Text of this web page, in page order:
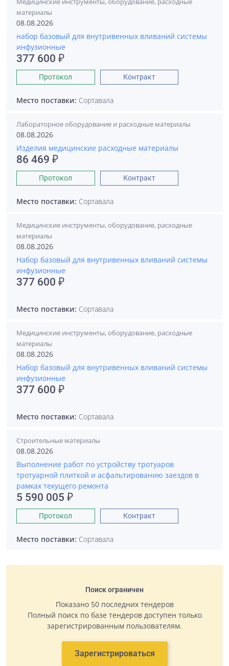
материалы
08.08.2026
набор базовый для внутривенных вливаний системы
инфузионные
377 600 ₽
Протокол Контракт
Место поставки: Сортавала
Лабораторное оборудование и расходные материалы
08.08.2026
Изделия медицинские расходные материалы
86 469 ₽
Протокол Контракт
Место поставки: Сортавала
Медицинские инструменты, оборудование, расходные
материалы
08.08.2026
Набор базовый для внутривенных вливаний системы
инфузионные
377 600 ₽
Место поставки: Сортавала
Медицинские инструменты, оборудование, расходные
материалы
08.08.2026
Набор базовый для внутривенных вливаний системы
инфузионные
377 600 ₽
Место поставки: Сортавала
Строительные материалы
08.08.2026
Выполнение работ по устройству тротуаров
тротуарной плиткой и асфальтированию заездов в
рамках текущего ремонта
5 590 005 ₽
Протокол Контракт
Место поставки: Сортавала
Поиск ограничен
Показано 50 последних тендеров
Полный поиск по базе тендеров доступен только
зарегистрированным пользователям.
Зарегистрироваться